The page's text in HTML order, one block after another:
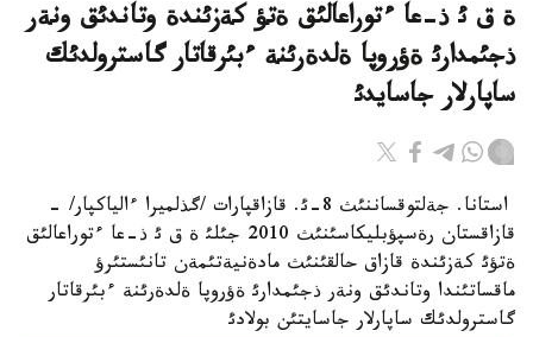
ة ق ئ ذ-عا ءتوراعالئق ةتؤ كةزئندة وتاندئق ونةر
ذجئمدارئ ةؤروپا ةلدةرئنة ءبئرقاتار گاسترولدئك
ساپارلار جاسايدئ
استانا. جةلتوقساننئث 8-ئ. قازاقپارات /گذلميرا ءالياكپار/ -
قازاقستان رةسپؤبليكاسئنئث 2010 جئلئ ة ق ئ ذ-عا ءتوراعالئق
ةتؤئ كةزئندة قازاق حالقئنئث مادةنيةتئمةن تانئستئرؤ
ماقساتئندا وتاندئق ونةر ذجئمدارئ ةؤروپا ةلدةرئنة ءبئرقاتار
گاسترولدئك ساپارلار جاسايتئن بولادئ